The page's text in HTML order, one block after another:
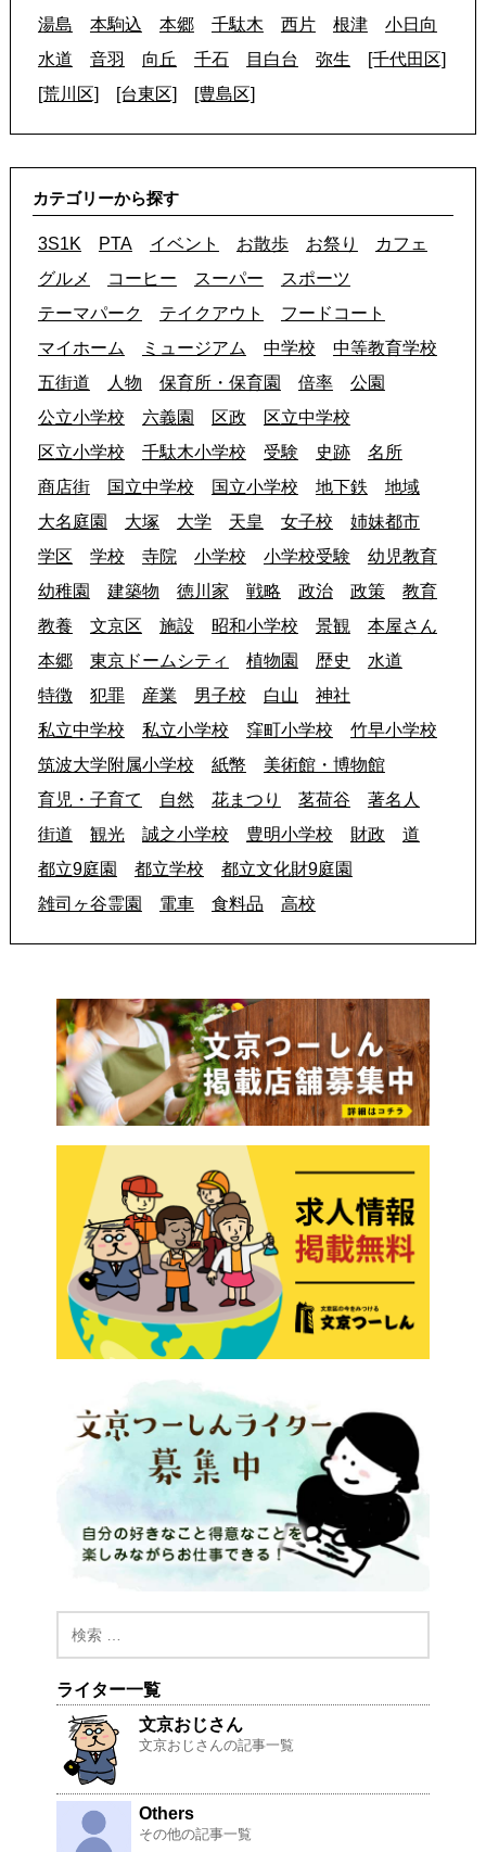
湯島
本駒込 本郷 千駄木 西片 根津
小日向
水道
音羽 向丘 千石 目白台 弥生
[千代田区]
[荒川区]
[台東区] [豊島区]
カテゴリーから探す
3S1K PTA イベント お散歩 お祭り
カフェ
グルメ
コーヒー スーパー
スポーツ
テーマパーク
テイクアウト
フードコート
マイホーム
ミュージアム 中学校
中等教育学校
五街道
人物 保育所・保育園 倍率
公園
公立小学校
六義園 区政
区立中学校
区立小学校
千駄木小学校 受験 史跡
名所
商店街
国立中学校 国立小学校 地下鉄
地域
大名庭園
大塚 大学 天皇 女子校
姉妹都市
学区
学校 寺院 小学校 小学校受験
幼児教育
幼稚園
建築物 徳川家 戦略 政治 政策
教育
教養
文京区 施設 昭和小学校 景観
本屋さん
本郷
東京ドームシティ 植物園 歴史
水道
特徴
犯罪 産業 男子校 白山
神社
私立中学校
私立小学校 窪町小学校
竹早小学校
筑波大学附属小学校
紙幣
美術館・博物館
育児・子育て
自然 花まつり 茗荷谷
著名人
街道
観光 誠之小学校 豊明小学校 財政
道
都立9庭園
都立学校
都立文化財9庭園
雑司ヶ谷霊園
電車 食料品 高校
ライター一覧
文京おじさん
文京おじさんの記事一覧
Others
その他の記事一覧